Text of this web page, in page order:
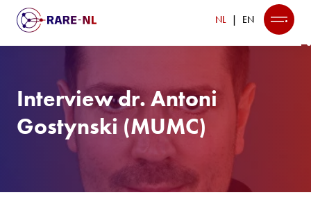
NL EN
Interview dr. Antoni
Gostynski (MUMC)